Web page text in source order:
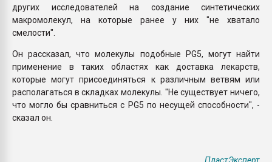
других исследователей на создание синтетических
макромолекул, на которые ранее у них "не хватало
смелости".
Он рассказал, что молекулы подобные PG5, могут найти
применение в таких областях как доставка лекарств,
которые могут присоединяться к различным ветвям или
располагаться в складках молекулы. "Не существует ничего,
что могло бы сравниться с PG5 по несущей способности", -
сказал он.
ПластЭксперт